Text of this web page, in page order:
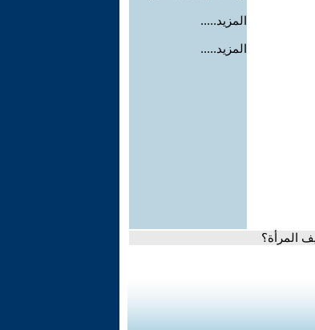
المزيد.....
المزيد.....
المرأة؟